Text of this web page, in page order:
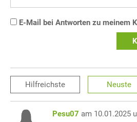
E-Mail bei Antworten zu meinem
Hilfreichste Neuste
Pesu07 am 10.01.2025